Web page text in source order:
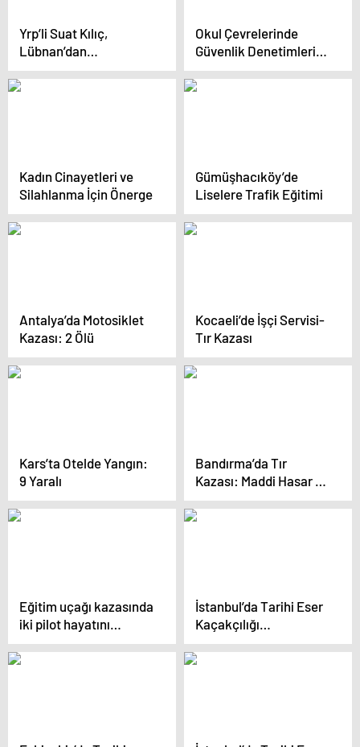
Yrp’li Suat Kılıç,
Lübnan’dan
Gelebilecek Olası Göç
Dalgasına Dikkat
Okul Çevrelerinde
Güvenlik Denetimleri
Artıyor
Kadın Cinayetleri ve
Silahlanma İçin Önerge
Gümüşhacıköy’de
Liselere Trafik Eğitimi
Antalya’da Motosiklet
Kazası: 2 Ölü
Kocaeli’de İşçi Servisi-
Tır Kazası
Kars’ta Otelde Yangın:
9 Yaralı
Bandırma’da Tır
Kazası: Maddi Hasar ve
Mazot Sızıntısı
Eğitim uçağı kazasında
iki pilot hayatını
kaybetti
İstanbul’da Tarihi Eser
Kaçakçılığı
Operasyonu: 3 Şüpheli
Gözaltında